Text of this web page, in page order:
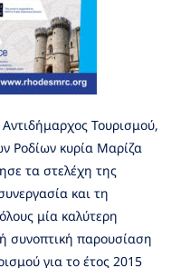
Τουρισμού,
Ροδίων κυρία Μαρίζα
τα στελέχη της
και τη
μία καλύτερη
συνοπτική παρουσίαση
για το έτος 2015